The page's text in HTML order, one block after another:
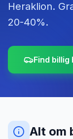
Heraklion.
20-40%.
Find billig
Alt om